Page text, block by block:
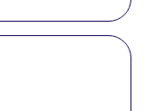
značka
dozvedel